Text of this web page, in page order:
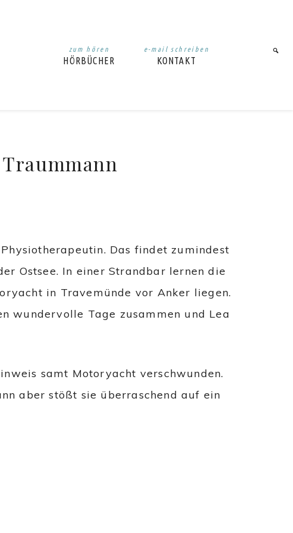
zum hören
HÖRBÜCHER
e-mail schreiben
KONTAKT
Das findet zumindest
Ostsee. In einer Strandbar lernen die
in Travemünde vor Anker liegen.
wundervolle Tage zusammen und Lea
samt Motoryacht verschwunden.
aber stößt sie überraschend auf ein